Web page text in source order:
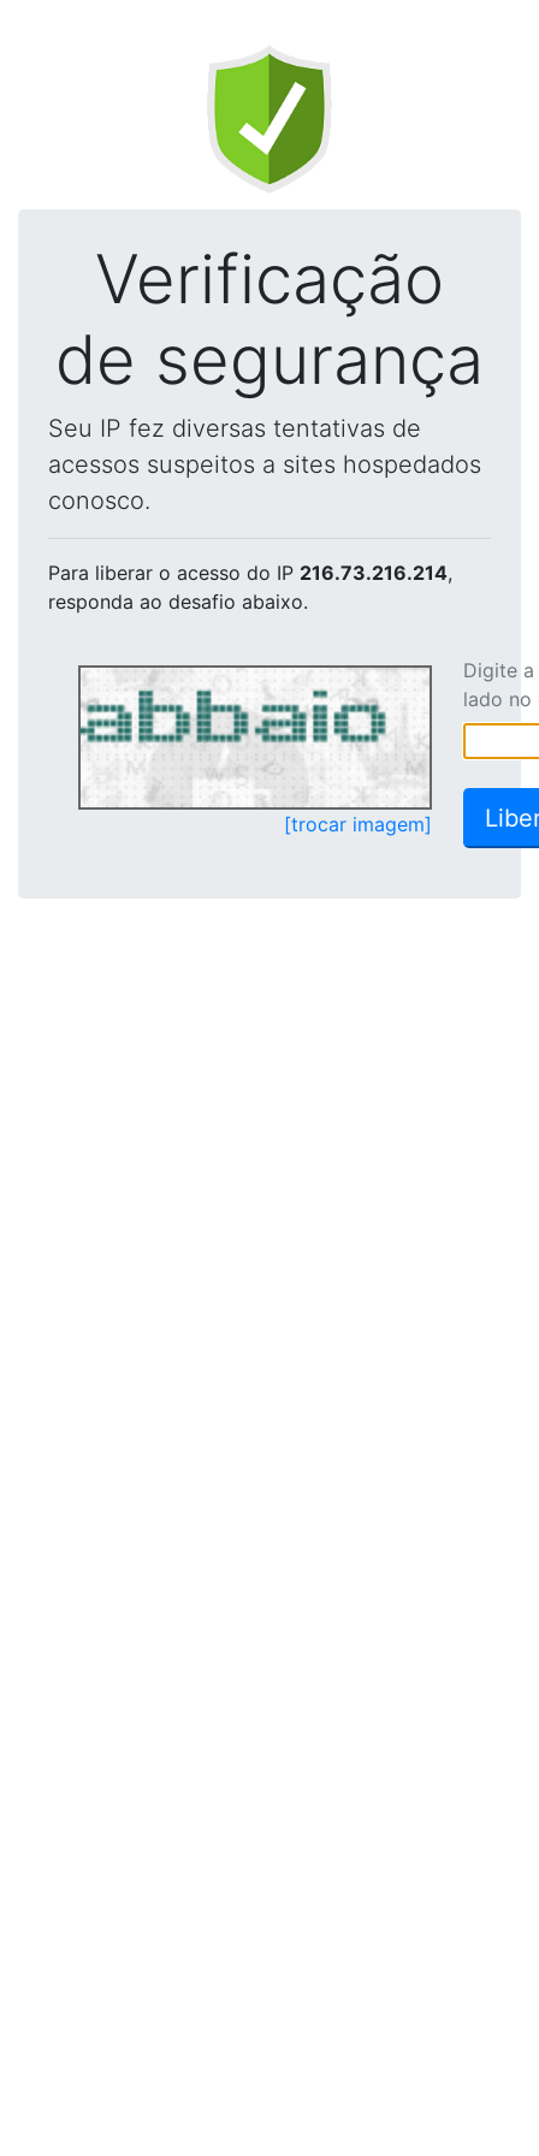
Verificação
de segurança
Seu IP fez diversas tentativas de
acessos suspeitos a sites hospedados
conosco.
Para liberar o acesso do IP 216.73.216.214,
responda ao desafio abaixo.
[trocar imagem]
Digite
lado no